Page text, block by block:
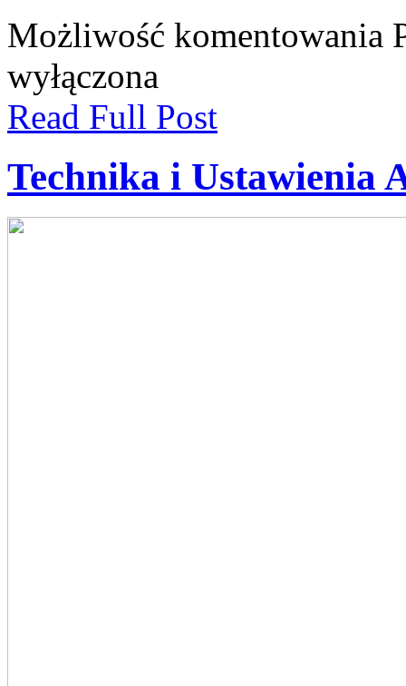
Możliwość komentowania
wyłączona
Read Full Post
Technika i Ustawienia